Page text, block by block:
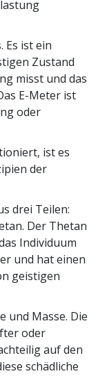
Es ist ein
Zustand
misst und das
E-Meter ist
oder
ist es
der
drei Teilen:
Der Thetan
Individuum
und hat einen
geistigen
und Masse. Die
oder
auf den
schädliche